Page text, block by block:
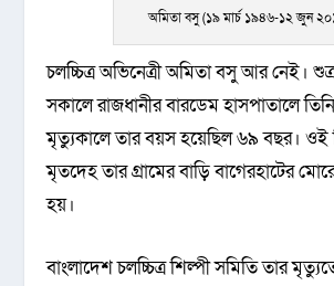
অমিতা বসু (১৯ মার্চ ১৯৪৬-১২ জুন
চলচ্চিত্র অভিনেত্রী অমিতা বসু আর নেই।
সকালে রাজধানীর বারডেম হাসপাতালে
মৃত্যুকালে তার বয়স হয়েছিল ৬৯ বছর। ওই
মৃতদেহ তার গ্রামের বাড়ি বাগেরহাটের
হয়।
বাংলাদেশ চলচ্চিত্র শিল্পী সমিতি তার